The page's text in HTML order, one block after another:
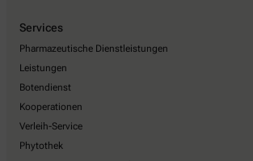
Services
Pharmazeutische Dienstleistungen
Leistungen
Botendienst
Kooperationen
Verleih-Service
Phytothek